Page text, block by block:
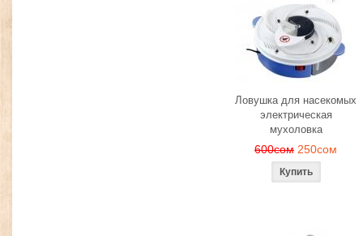
Ловушка для насекомых
электрическая
мухоловка
600сом 250сом